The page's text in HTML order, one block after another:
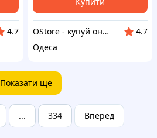
4.7
OStore - купуй онлайн!
4.7
Одеса
Показати ще
... 334 Вперед